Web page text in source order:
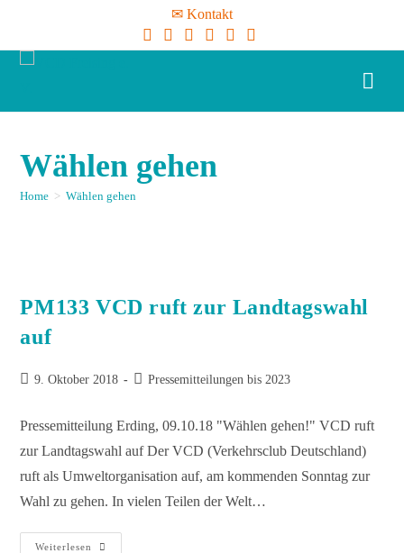
✉ Kontakt
Wählen gehen
Home > Wählen gehen
PM133 VCD ruft zur Landtagswahl
auf
9. Oktober 2018 Pressemitteilungen bis 2023
Pressemitteilung Erding, 09.10.18 "Wählen gehen!" VCD ruft
zur Landtagswahl auf Der VCD (Verkehrsclub Deutschland)
ruft als Umweltorganisation auf, am kommenden Sonntag zur
Wahl zu gehen. In vielen Teilen der Welt…
Weiterlesen